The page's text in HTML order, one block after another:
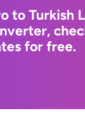
to Turkish
for free.